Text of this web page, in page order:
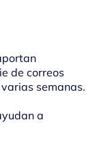
de correos
semanas.
a